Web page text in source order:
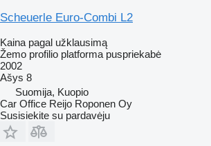
Scheuerle Euro-Combi L2
Kaina pagal užklausimą
Žemo profilio platforma puspriekabė
2002
Ašys 8
Suomija, Kuopio
Car Office Reijo Roponen Oy
Susisiekite su pardavėju